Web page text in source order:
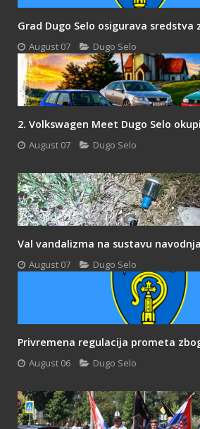
Grad Dugo Selo osigurava sredstva
August 07 Dugo Selo
2. Volkswagen Meet Dugo Selo
August 07 Dugo Selo
Val vandalizma na sustavu
August 07 Dugo Selo
Privremena regulacija prometa
August 06 Dugo Selo